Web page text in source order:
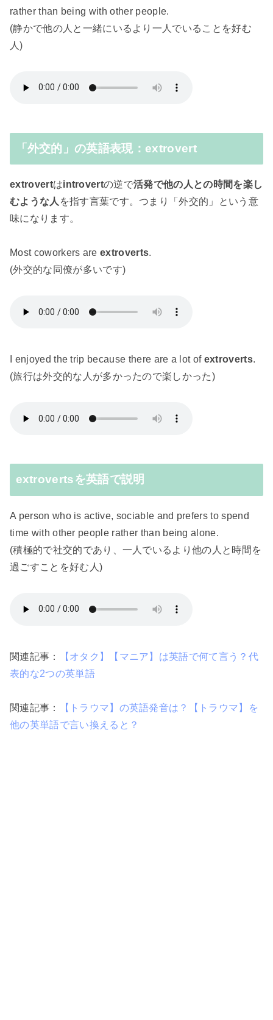
rather than being with other people.
(静かで他の人と一緒にいるより一人でいることを好む
人)
「外交的」の英語表現：extrovert
extrovertはintrovertの逆で活発で他の人との時間を楽し
むような人 を指す言葉です。つまり「外交的」という意
味になります。
Most coworkers areextroverts.
(外交的な同僚が多いです)
I enjoyed the trip because there are a lot of extroverts.
(旅行は外交的な人が多かったので楽しかった)
extrovertsを英語で説明
A person who is active, sociable and prefers to spend
time with other people rather than being alone.
(積極的で社交的であり、一人でいるより他の人と時間を
過ごすことを好む人)
関連記事：
【オタク】【マニア】は英語で何て言う？代
表的な2つの英単語
関連記事：
【トラウマ】の英語発音は？【トラウマ】を
他の英単語で言い換えると？